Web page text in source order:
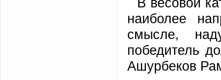
наиболее
смысле,
победитель
Ашурбеков